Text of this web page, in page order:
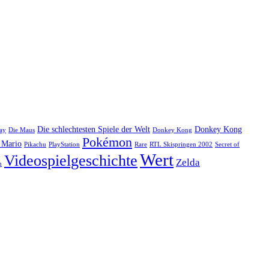
Die Maus Die schlechtesten Spiele der Welt Donkey Kong Donkey Kong
Mario Pikachu PlayStation Pokémon Rare RTL Skispringen 2002 Secret of
VideospielgeschichteWert Zelda